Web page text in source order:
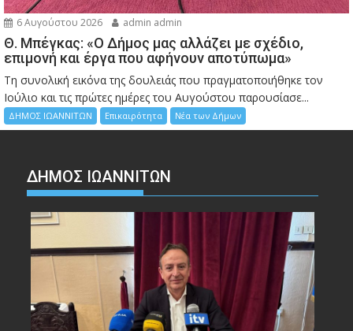
6 Αυγούστου 2026 admin admin
Θ. Μπέγκας: «Ο Δήμος μας αλλάζει με σχέδιο,
επιμονή και έργα που αφήνουν αποτύπωμα»
Τη συνολική εικόνα της δουλειάς που πραγματοποιήθηκε τον
Ιούλιο και τις πρώτες ημέρες του Αυγούστου παρουσίασε...
ΔΗΜΟΣ ΙΩΑΝΝΙΤΩΝ Επικαιρότητα Νέα των Δήμων
ΔΗΜΟΣ ΙΩΑΝΝΙΤΩΝ